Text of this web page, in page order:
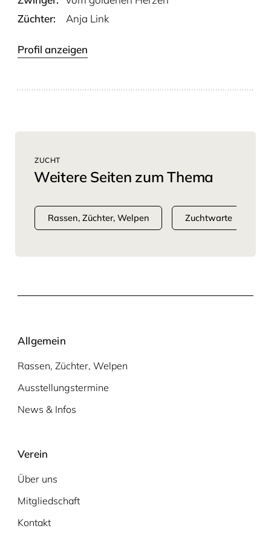
Züchter:
Anja Link
Profil anzeigen
ZUCHT
Weitere Seiten zum Thema
Rassen, Züchter, Welpen Zuchtwarte
Allgemein
Rassen, Züchter, Welpen
Ausstellungstermine
News & Infos
Verein
Über uns
Mitgliedschaft
Kontakt